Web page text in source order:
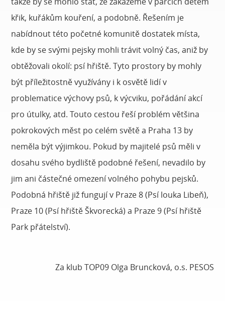
křik, kuřákům kouření, a podobně. Řešením je
nabídnout této početné komunitě dostatek místa,
kde by se svými pejsky mohli trávit volný čas, aniž by
obtěžovali okolí: psí hřiště. Tyto prostory by mohly
být příležitostně využívány i k osvětě lidí v
problematice výchovy psů, k výcviku, pořádání akcí
pro útulky, atd. Touto cestou řeší problém většina
pokrokových měst po celém světě a Praha 13 by
neměla být výjimkou. Pokud by majitelé psů měli v
dosahu svého bydliště podobné řešení, nevadilo by
jim ani částečné omezení volného pohybu pejsků.
Podobná hřiště již fungují v Praze 8 (Psí louka Libeň),
Praze 10 (Psí hřiště Škvorecká) a Praze 9 (Psí hřiště
Park přátelství).
Za klub TOP09 Olga Bruncková, o.s. PESOS